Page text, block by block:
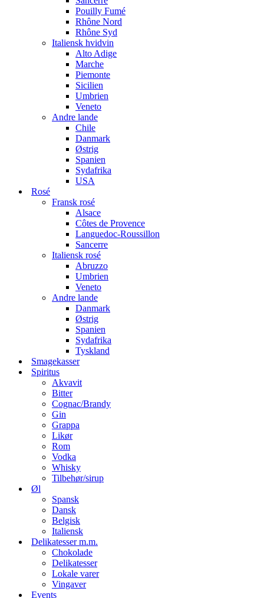
Pouilly Fumé
Rhône Nord
Rhône Syd
Italiensk hvidvin
Alto Adige
Marche
Piemonte
Sicilien
Umbrien
Veneto
Andre lande
Chile
Danmark
Østrig
Spanien
Sydafrika
USA
Rosé
Fransk rosé
Alsace
Côtes de Provence
Languedoc-Roussillon
Sancerre
Italiensk rosé
Abruzzo
Umbrien
Veneto
Andre lande
Danmark
Østrig
Spanien
Sydafrika
Tyskland
Smagekasser
Spiritus
Akvavit
Bitter
Cognac/Brandy
Gin
Grappa
Likør
Rom
Vodka
Whisky
Tilbehør/sirup
Øl
Spansk
Dansk
Belgisk
Italiensk
Delikatesser m.m.
Chokolade
Delikatesser
Lokale varer
Vingaver
Events